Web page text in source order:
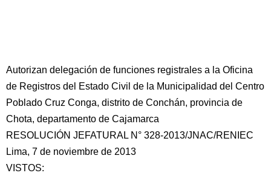
Autorizan delegación de funciones registrales a la Oficina
de Registros del Estado Civil de la Municipalidad del Centro
Poblado Cruz Conga, distrito de Conchán, provincia de
Chota, departamento de Cajamarca
RESOLUCIÓN JEFATURAL N° 328-2013/JNAC/RENIEC
Lima, 7 de noviembre de 2013
VISTOS: